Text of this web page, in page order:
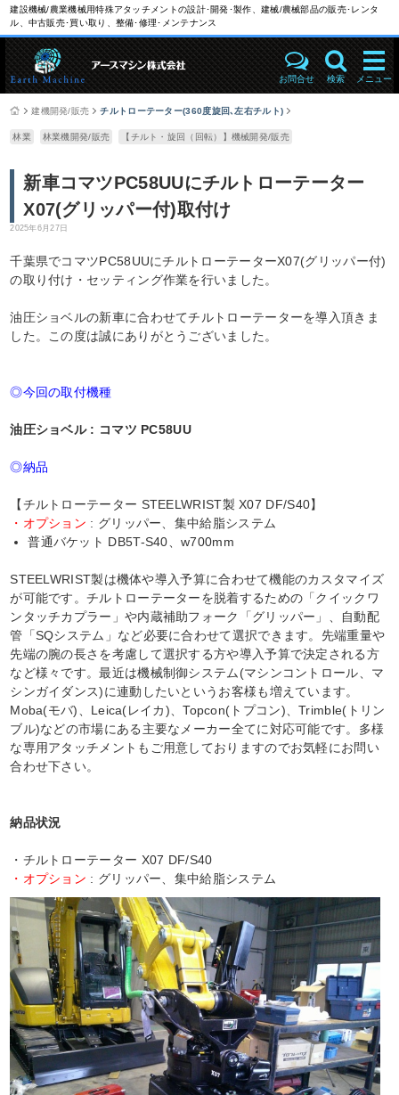
建設機械/農業機械用特殊アタッチメントの設計･開発･製作、建械/農械部品の販売･レンタ
ル、中古販売･買い取り、整備･修理･メンテナンス
お問合せ 検索 メニュー
建機開発/販売 チルトローテーター(360度旋回､左右チルト)
林業 林業機開発/販売 【チルト・旋回（回転）】機械開発/販売
新車コマツPC58UUにチルトローテーター
X07(グリッパー付)取付け
2025年6月27日
千葉県でコマツPC58UUにチルトローテーターX07(グリッパー付)
の取り付け・セッティング作業を行いました。
油圧ショベルの新車に合わせてチルトローテーターを導入頂きま
した。この度は誠にありがとうございました。
◎今回の取付機種
油圧ショベル : コマツ PC58UU
◎納品
【チルトローテーター STEELWRIST製 X07 DF/S40】
・オプション : グリッパー、集中給脂システム
普通バケット DB5T-S40、w700mm
STEELWRIST製は機体や導入予算に合わせて機能のカスタマイズ
が可能です。チルトローテーターを脱着するための「クイックワ
ンタッチカプラー」や内蔵補助フォーク「グリッパー」、自動配
管「SQシステム」など必要に合わせて選択できます。先端重量や
先端の腕の長さを考慮して選択する方や導入予算で決定される方
など様々です。最近は機械制御システム(マシンコントロール、マ
シンガイダンス)に連動したいというお客様も増えています。
Moba(モバ)、Leica(レイカ)、Topcon(トプコン)、Trimble(トリン
ブル)などの市場にある主要なメーカー全てに対応可能です。多様
な専用アタッチメントもご用意しておりますのでお気軽にお問い
合わせ下さい。
納品状況
・チルトローテーター X07 DF/S40
・オプション : グリッパー、集中給脂システム